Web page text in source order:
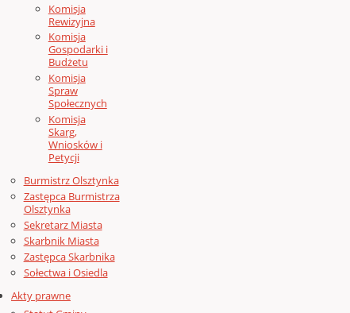
Komisja
Rewizyjna
Komisja
Gospodarki i
Budżetu
Komisja
Spraw
Społecznych
Komisja
Skarg,
Wniosków i
Petycji
Burmistrz Olsztynka
Zastępca Burmistrza
Olsztynka
Sekretarz Miasta
Skarbnik Miasta
Zastępca Skarbnika
Sołectwa i Osiedla
Akty prawne